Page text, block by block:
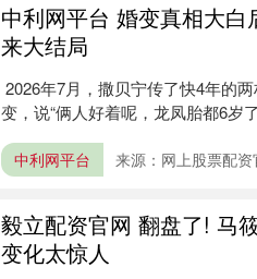
中利网平台 婚变真相大
来大结局
2026年7月，撒贝宁传了快4年的
变，说“俩人好着呢，龙凤胎都6岁
中利网平台 来源：网上股票配资
毅立配资官网 翻盘了! 马
变化太惊人